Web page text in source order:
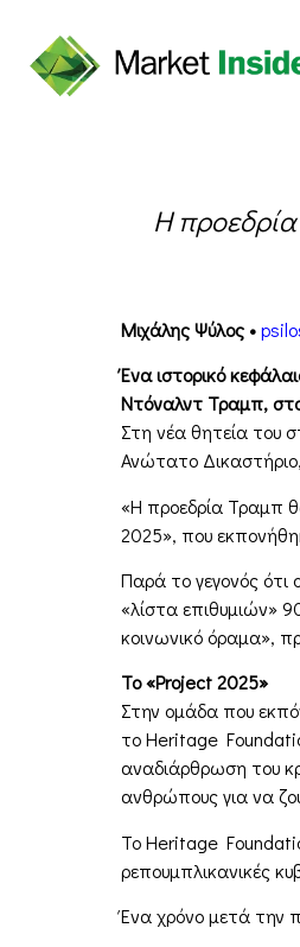
Η
Μιχάλης Ψύλος •
Ένα ιστορικό
Ντόναλντ Τραμπ,
Στη νέα θητεία του
Ανώτατο
«Η προεδρία Τραμπ
2025», που
Παρά το γεγονός ότι
«λίστα επιθυμιών»
κοινωνικό όραμα»,
Το «Project 2025»
Στην ομάδα που
το Heritage
αναδιάρθρωση του
ανθρώπους για να
Το Heritage
ρεπουμπλικανικές
Ένα χρόνο μετά την